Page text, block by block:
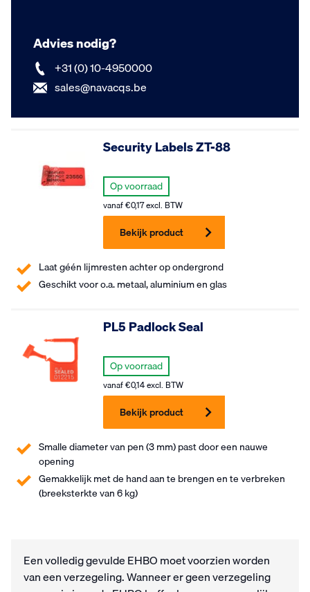
Advies nodig?
+31 (0) 10-4950000
sales@navacqs.be
Laat géén lijmresten achter op ondergrond
Geschikt voor o.a. metaal, aluminium en glas
Security Labels ZT-88
Op voorraad
vanaf€0,17excl. BTW
Bekijk product
Smalle diameter van pen (3 mm) past door een nauwe
opening
Gemakkelijk met de hand aan te brengen en te verbreken
(breeksterkte van 6 kg)
PL5 Padlock Seal
Op voorraad
vanaf€0,14excl. BTW
Bekijk product
Een volledig gevulde EHBO moet voorzien worden
van een verzegeling. Wanneer er geen verzegeling